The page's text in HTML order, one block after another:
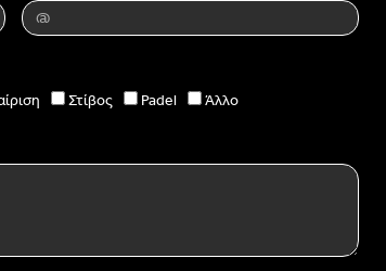
Στίβος Padel Άλλο